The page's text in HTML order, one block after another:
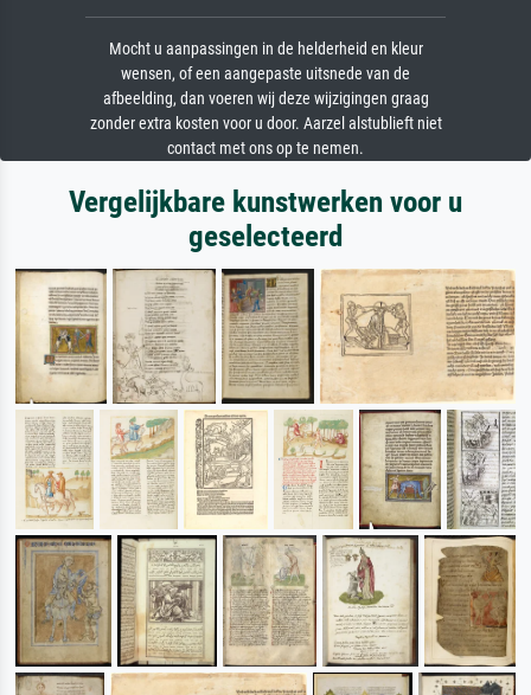
Mocht u aanpassingen in de helderheid en kleur
wensen, of een aangepaste uitsnede van de
afbeelding, dan voeren wij deze wijzigingen graag
zonder extra kosten voor u door. Aarzel alstublieft niet
contact met ons op te nemen.
Vergelijkbare kunstwerken voor u
geselecteerd